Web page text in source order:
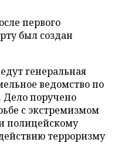
первого
был создан
генеральная
ведомство по
поручено
с экстремизмом
полицейскому
терроризму